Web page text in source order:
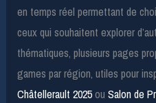
en temps réel permettant de
ceux qui souhaitent explorer
thématiques, plusieurs pages
games par région, utiles pour
Châtellerault 2025ouSalon de